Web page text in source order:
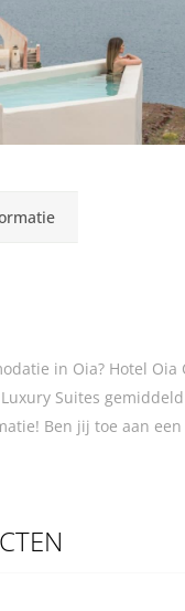
in Oia? Hotel
Suites
Ben jij toe aan